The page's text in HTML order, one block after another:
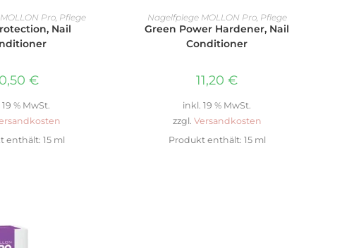
WARENKORB
Pro, Pflege
Nail
€
% MwSt.
enthält: 15 ml
IN DEN WARENKORB
Nagelfplege MOLLON Pro, Pflege
Green Power Hardener, Nail
Conditioner
11,20 €
inkl. 19 % MwSt.
zzgl. Versandkosten
Produkt enthält: 15 ml